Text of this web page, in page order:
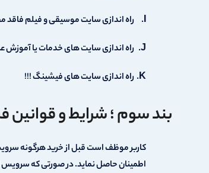
راه اندازی سایت موسیقی و فیلم فاقد
راه اندازی سایت های خدمات یا آموزش
راه اندازی سایت های فیشینگ !!!
بند سوم ؛ شرایط و قوانین
کاربر موظف است قبل از خرید هرگونه
اطمینان حاصل نماید. در صورتی که سرویس